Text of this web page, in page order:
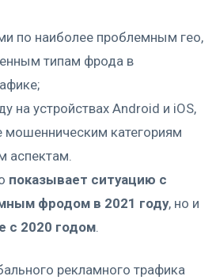
по наиболее проблемным гео,
типам фрода в
на устройствах Android и iOS,
мошенническим категориям
аспектам.
показывает ситуацию с
фродом в 2021 году, но и
с 2020 годом.
рекламного трафика